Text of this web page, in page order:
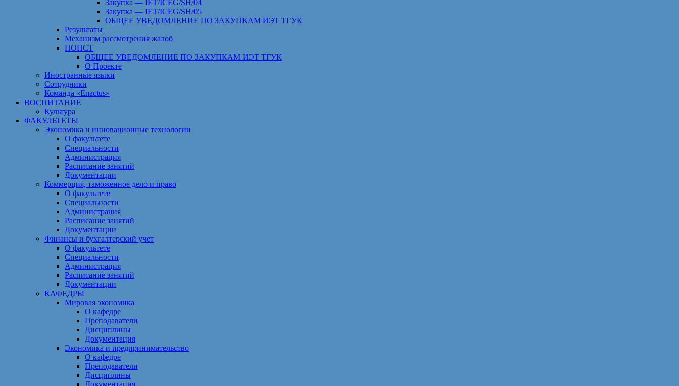
Закупка — IET/ICEG/SH/04
Закупка — IET/ICEG/SH/05
ОБЩЕЕ УВЕДОМЛЕНИЕ ПО ЗАКУПКАМ ИЭТ ТГУК
Результаты
Механизм рассмотрения жалоб
ПОПСТ
ОБЩЕЕ УВЕДОМЛЕНИЕ ПО ЗАКУПКАМ ИЭТ ТГУК
О Проекте
Иностранные языки
Сотрудники
Команда «Enactus»
ВОСПИТАНИЕ
Культура
ФАКУЛЬТЕТЫ
Экономика и инновационные технологии
О факультете
Специальности
Администрация
Расписание занятий
Документации
Коммерция, таможенное дело и право
О факультете
Специальности
Администрация
Расписание занятий
Документации
Финансы и бухгалтерский учет
О факультете
Специальности
Администрация
Расписание занятий
Документации
КАФЕДРЫ
Мировая экономика
О кафедре
Преподаватели
Дисциплины
Документация
Экономика и предпринимательство
О кафедре
Преподаватели
Дисциплины
Документация